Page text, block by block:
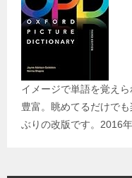
イメージで単語を覚え
豊富。眺めてるだけで
ぶりの改版です。2016